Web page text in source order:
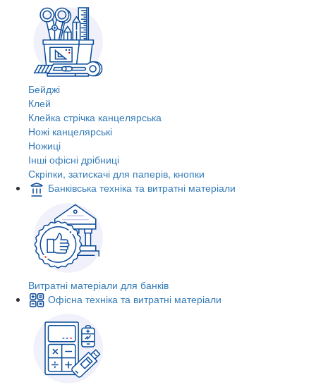
Бейджі
Клей
Клейка стрічка канцелярська
Ножі канцелярські
Ножиці
Інші офісні дрібниці
Скріпки, затискачі для паперів, кнопки
Банківська техніка та витратні матеріали
Витратні матеріали для банків
Офісна техніка та витратні матеріали